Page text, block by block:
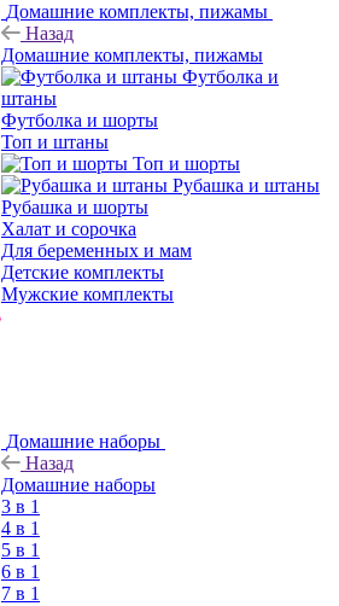
Домашние комплекты, пижамы
Назад
Домашние комплекты, пижамы
Футболка и
штаны
Футболка и шорты
Топ и штаны
Топ и шорты
Рубашка и штаны
Рубашка и шорты
Халат и сорочка
Для беременных и мам
Детские комплекты
Мужские комплекты
Домашние наборы
Назад
Домашние наборы
3 в 1
4 в 1
5 в 1
6 в 1
7 в 1